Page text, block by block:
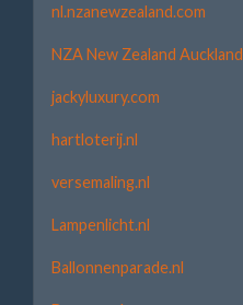
nl.nzanewzealand.com
NZA New Zealand Auckland
jackyluxury.com
hartloterij.nl
versemaling.nl
Lampenlicht.nl
Ballonnenparade.nl